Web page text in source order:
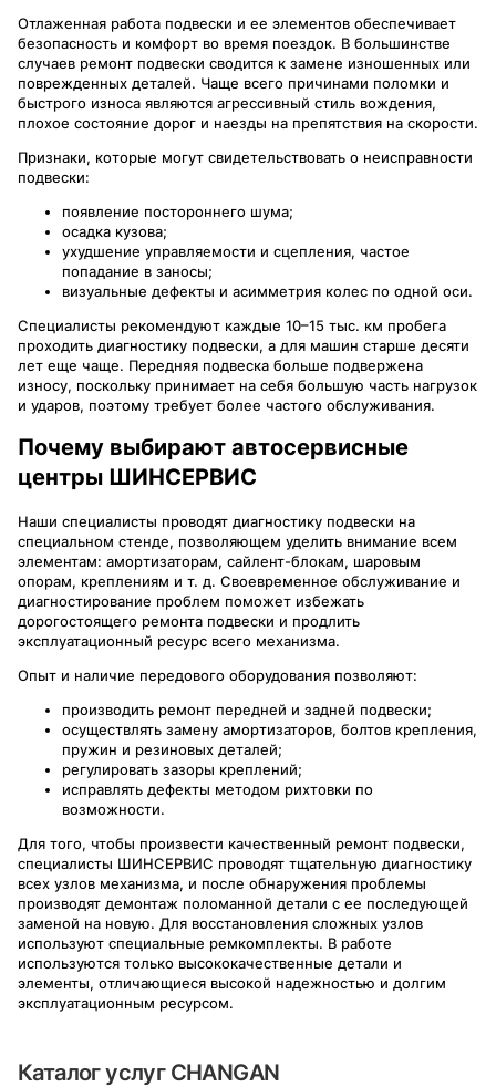
Отлаженная работа подвески и ее элементов обеспечивает
безопасность и комфорт во время поездок. В большинстве
случаев ремонт подвески сводится к замене изношенных или
поврежденных деталей. Чаще всего причинами поломки и
быстрого износа являются агрессивный стиль вождения,
плохое состояние дорог и наезды на препятствия на скорости.
Признаки, которые могут свидетельствовать о неисправности
подвески:
появление постороннего шума;
осадка кузова;
ухудшение управляемости и сцепления, частое
попадание в заносы;
визуальные дефекты и асимметрия колес по одной оси.
Специалисты рекомендуют каждые 10–15 тыс. км пробега
проходить диагностику подвески, а для машин старше десяти
лет еще чаще. Передняя подвеска больше подвержена
износу, поскольку принимает на себя большую часть нагрузок
и ударов, поэтому требует более частого обслуживания.
Почему выбирают автосервисные
центры ШИНСЕРВИС
Наши специалисты проводят диагностику подвески на
специальном стенде, позволяющем уделить внимание всем
элементам: амортизаторам, сайлент-блокам, шаровым
опорам, креплениям и т. д. Своевременное обслуживание и
диагностирование проблем поможет избежать
дорогостоящего ремонта подвески и продлить
эксплуатационный ресурс всего механизма.
Опыт и наличие передового оборудования позволяют:
производить ремонт передней и задней подвески;
осуществлять замену амортизаторов, болтов крепления,
пружин и резиновых деталей;
регулировать зазоры креплений;
исправлять дефекты методом рихтовки по
возможности.
Для того, чтобы произвести качественный ремонт подвески,
специалисты ШИНСЕРВИС проводят тщательную диагностику
всех узлов механизма, и после обнаружения проблемы
производят демонтаж поломанной детали с ее последующей
заменой на новую. Для восстановления сложных узлов
используют специальные ремкомплекты. В работе
используются только высококачественные детали и
элементы, отличающиеся высокой надежностью и долгим
эксплуатационным ресурсом.
Каталог услуг CHANGAN